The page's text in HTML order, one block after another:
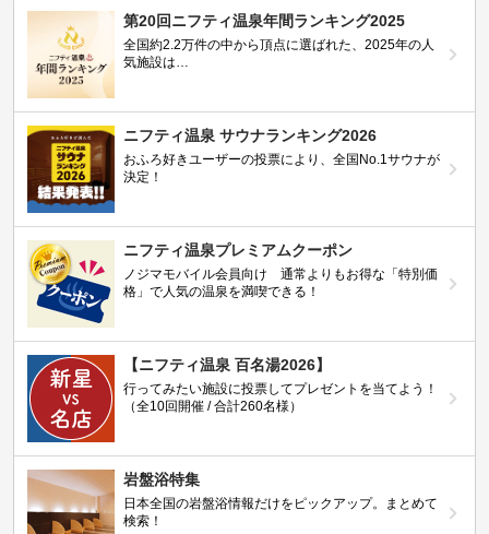
第20回ニフティ温泉年間ランキング2025
全国約2.2万件の中から頂点に選ばれた、2025年の人
気施設は…
ニフティ温泉 サウナランキング2026
おふろ好きユーザーの投票により、全国No.1サウナが
決定！
ニフティ温泉プレミアムクーポン
ノジマモバイル会員向け 通常よりもお得な「特別価
格」で人気の温泉を満喫できる！
【ニフティ温泉 百名湯2026】
行ってみたい施設に投票してプレゼントを当てよう！
（全10回開催 / 合計260名様）
岩盤浴特集
日本全国の岩盤浴情報だけをピックアップ。まとめて
検索！